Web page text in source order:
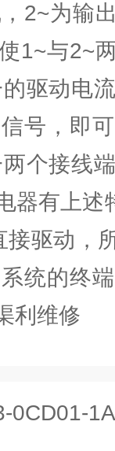
2~为输
1~与2~
驱动电
号，即
个接线
器有上述
接驱动，
统的终
利维修
0CD01-